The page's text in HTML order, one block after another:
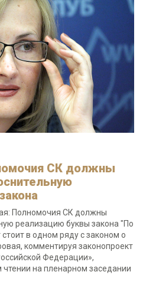
СК должны
Полномочия СК должны
реализацию буквы закона "По
в одном ряду с законом о
комментируя законопроект
Федерации»,
на пленарном заседании